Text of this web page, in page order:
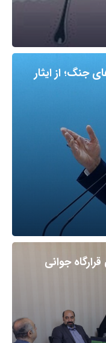
جنگ؛ از ایثار
جوانی